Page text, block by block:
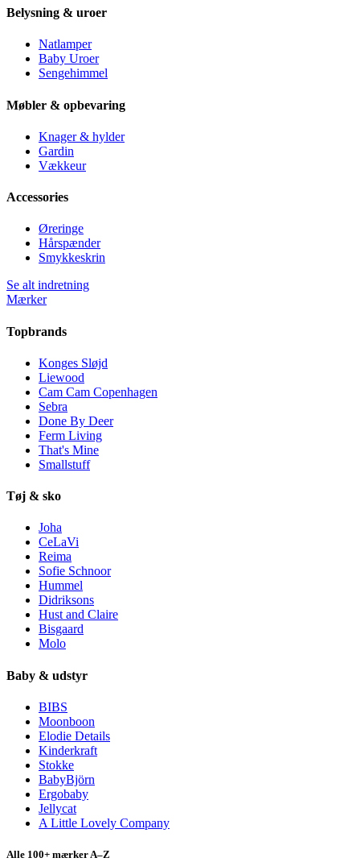
Belysning & uroer
Natlamper
Baby Uroer
Sengehimmel
Møbler & opbevaring
Knager & hylder
Gardin
Vækkeur
Accessories
Øreringe
Hårspænder
Smykkeskrin
Se alt indretning
Mærker
Topbrands
Konges Sløjd
Liewood
Cam Cam Copenhagen
Sebra
Done By Deer
Ferm Living
That's Mine
Smallstuff
Tøj & sko
Joha
CeLaVi
Reima
Sofie Schnoor
Hummel
Didriksons
Hust and Claire
Bisgaard
Molo
Baby & udstyr
BIBS
Moonboon
Elodie Details
Kinderkraft
Stokke
BabyBjörn
Ergobaby
Jellycat
A Little Lovely Company
Alle 100+ mærker A–Z